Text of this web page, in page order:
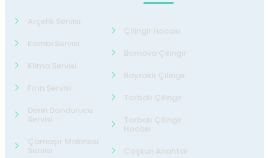
Arçelik Servisi
Kombi Servisi
Klima Servisi
Fırın Servisi
Derin Dondurucu
Servisi
Çamaşır Makinesi
Servisi
Çilingir Hocası
Bornova Çilingir
Bayraklı Çilingir
Torbalı Çilingir
Torbalı Çilingir
Hocası
Coşkun Anahtar